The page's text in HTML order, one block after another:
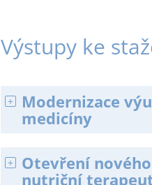
Výstupy ke
Modernizace
medicíny
Otevření
nutriční